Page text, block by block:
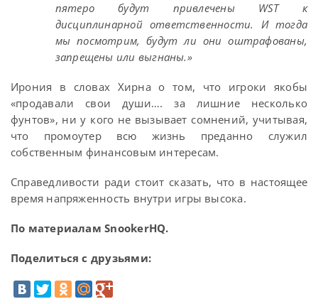
пятеро будут привлечены WST к
дисциплинарной ответственности. И тогда
мы посмотрим, будут ли они оштрафованы,
запрещены или выгнаны.»
Ирония в словах Хирна о том, что игроки якобы
«продавали свои души…. за лишние несколько
фунтов», ни у кого не вызывает сомнений, учитывая,
что промоутер всю жизнь преданно служил
собственным финансовым интересам.
Справедливости ради стоит сказать, что в настоящее
время напряженность внутри игры высока.
По материалам SnookerHQ.
Поделиться с друзьями: